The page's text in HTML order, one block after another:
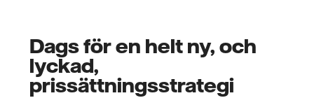
Dags för en helt ny, och
lyckad,
prissättningsstrategi